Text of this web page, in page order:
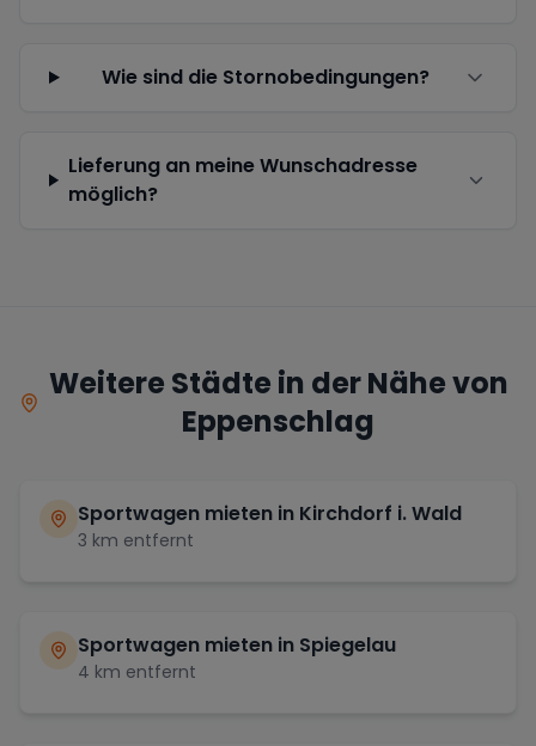
Wie sind die Stornobedingungen?
Lieferung an meine Wunschadresse
möglich?
Weitere Städte in der Nähe von
Eppenschlag
Sportwagen mieten in Kirchdorf i. Wald
3 km entfernt
Sportwagen mieten in Spiegelau
4 km entfernt